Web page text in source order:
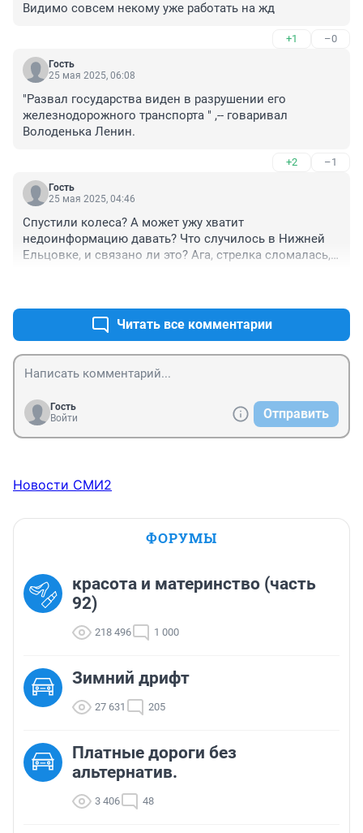
Видимо совсем некому уже работать на жд
+1 –0
Гость
25 мая 2025, 06:08
"Развал государства виден в разрушении его
железнодорожного транспорта " ,-- говаривал
Володенька Ленин.
+2 –1
Гость
25 мая 2025, 04:46
Спустили колеса? А может ужу хватит
недоинформацию давать? Что случилось в Нижней
Ельцовке, и связано ли это? Ага, стрелка сломалась,
Читать все комментарии
Гость
Войти
Отправить
Новости СМИ2
ФОРУМЫ
красота и материнство (часть
92)
218 496 1 000
Зимний дрифт
27 631 205
Платные дороги без
альтернатив.
3 406 48